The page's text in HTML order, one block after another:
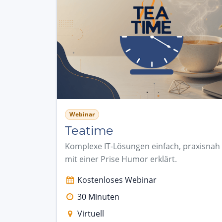
Webinar
Teatime
Komplexe IT-Lösungen einfach,
mit einer Prise Humor erklärt.
Kostenloses Webinar
30 Minuten
Virtuell